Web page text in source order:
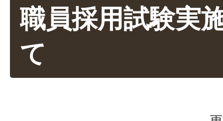
職員採用試験実
て